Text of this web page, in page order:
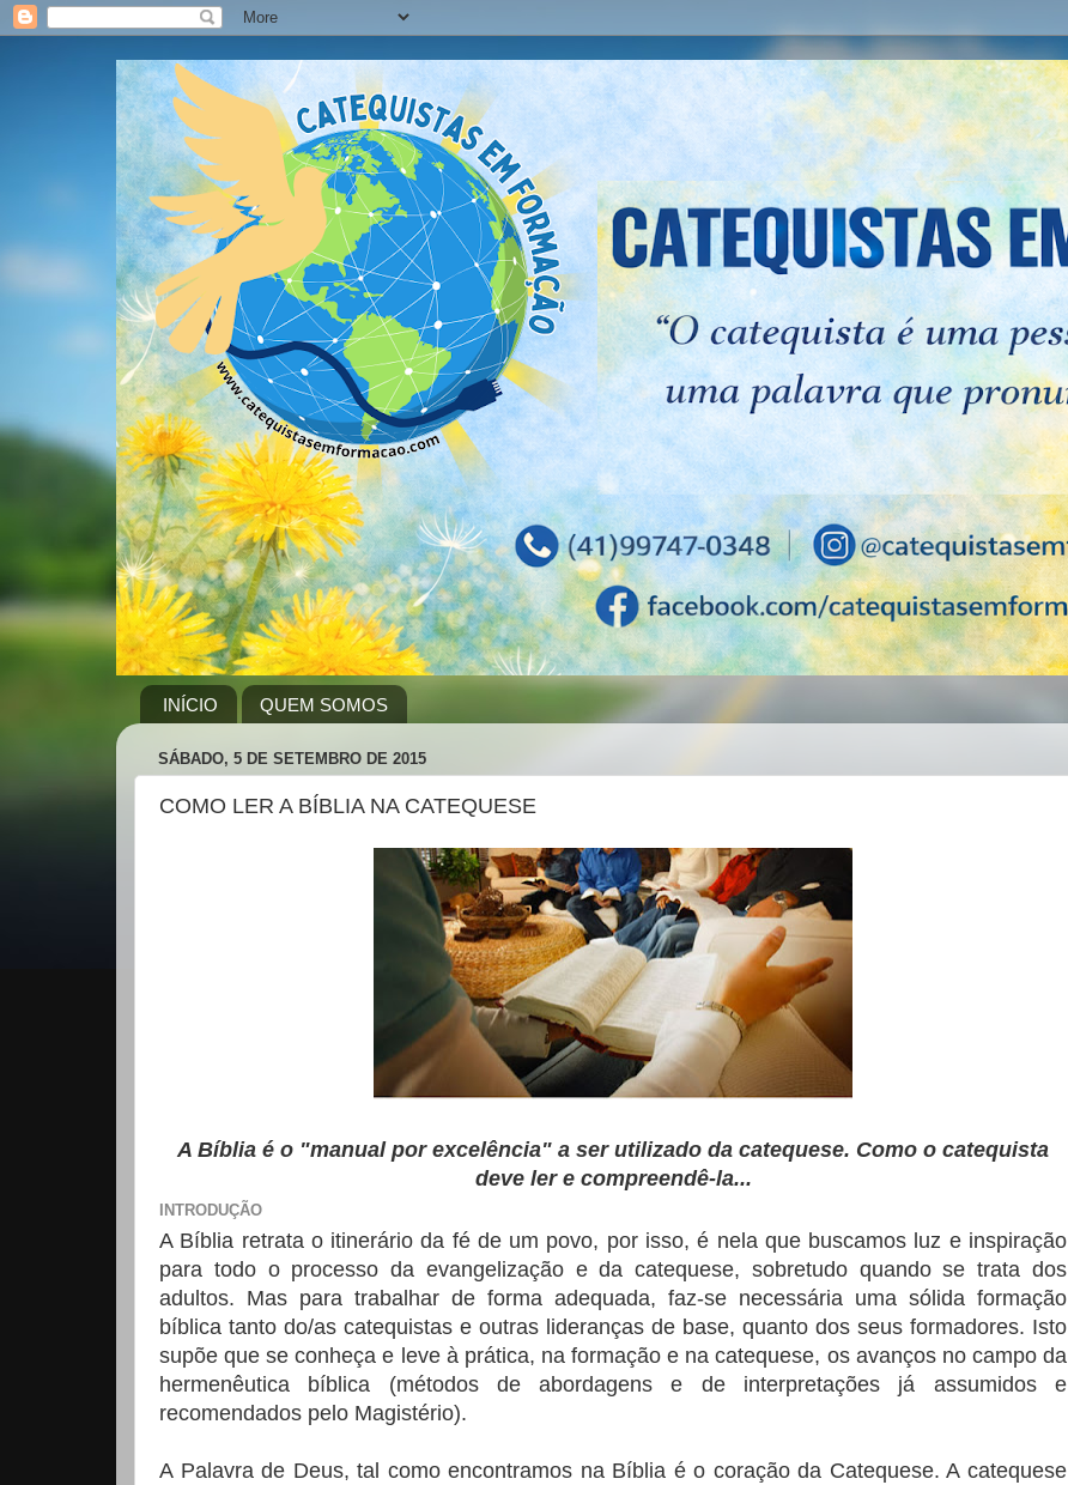
INÍCIO QUEM SOMOS
SÁBADO, 5 DE SETEMBRO DE 2015
COMO LER A BÍBLIA NA CATEQUESE
A Bíblia é o "manual por excelência" a ser utilizado da catequese. Como o catequista
deve ler e compreendê-la...
INTRODUÇÃO
A Bíblia retrata o itinerário da fé de um povo, por isso, é nela que buscamos luz e inspiração
para todo o processo da evangelização e da catequese, sobretudo quando se trata dos
adultos. Mas para trabalhar de forma adequada, faz-se necessária uma sólida formação
bíblica tanto do/as catequistas e outras lideranças de base, quanto dos seus formadores. Isto
supõe que se conheça e leve à prática, na formação e na catequese, os avanços no campo da
hermenêutica bíblica (métodos de abordagens e de interpretações já assumidos e
recomendados pelo Magistério).
A Palavra de Deus, tal como encontramos na Bíblia é o coração da Catequese. A catequese